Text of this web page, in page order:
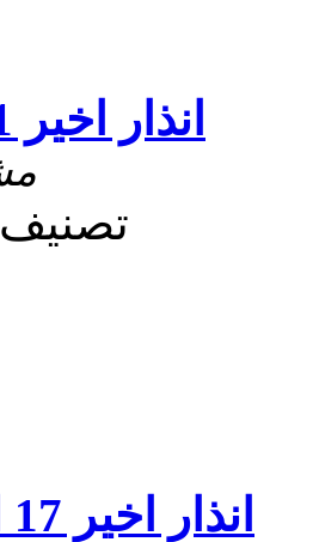
انذار اخير 1 مايو 2017
انذار اخير 17 ابريل 2017